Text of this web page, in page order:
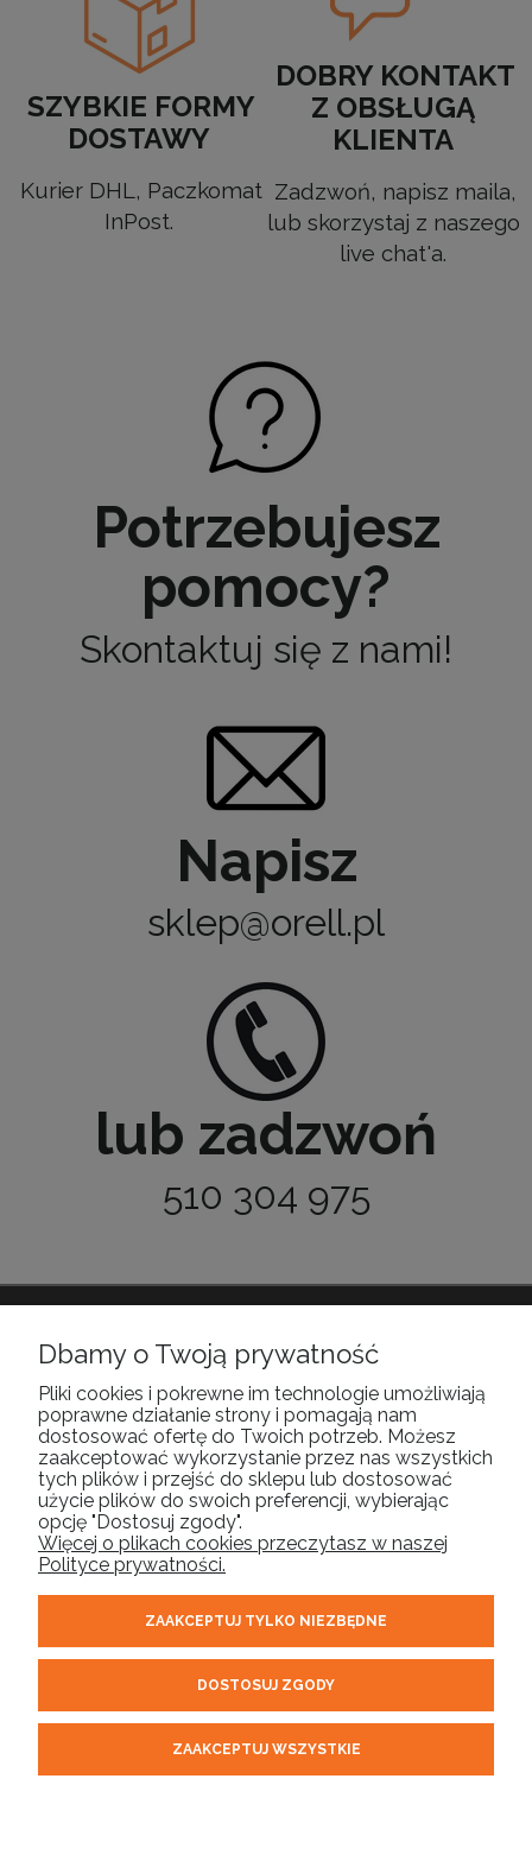
SZYBKIE FORMY
DOSTAWY
Kurier DHL, Paczkomat
InPost.
DOBRY KONTAKT
Z OBSŁUGĄ
KLIENTA
Zadzwoń, napisz maila,
lub skorzystaj z naszego
live chat'a.
Potrzebujesz
pomocy?
Skontaktuj się z nami!
Napisz
sklep@orell.pl
lub zadzwoń
510 304 975
POMOC
MOJE KONTO
PŁATNOŚCI I DOSTAWA
INFORMACJE
O NAS
ORELL | tel.510 304 975| email:sklep@orell.pl| ul. Cukrowa 10F,
REGON: 320711503
Dbamy o Twoją prywatność
Pliki cookies i pokrewne im technologie umożliwiają
poprawne działanie strony i pomagają nam
dostosować ofertę do Twoich potrzeb. Możesz
zaakceptować wykorzystanie przez nas wszystkich
tych plików i przejść do sklepu lub dostosować
użycie plików do swoich preferencji, wybierając
opcję "Dostosuj zgody".
Więcej o plikach cookies przeczytasz w naszej
Polityce prywatności.
ZAAKCEPTUJ TYLKO NIEZBĘDNE
DOSTOSUJ ZGODY
ZAAKCEPTUJ WSZYSTKIE